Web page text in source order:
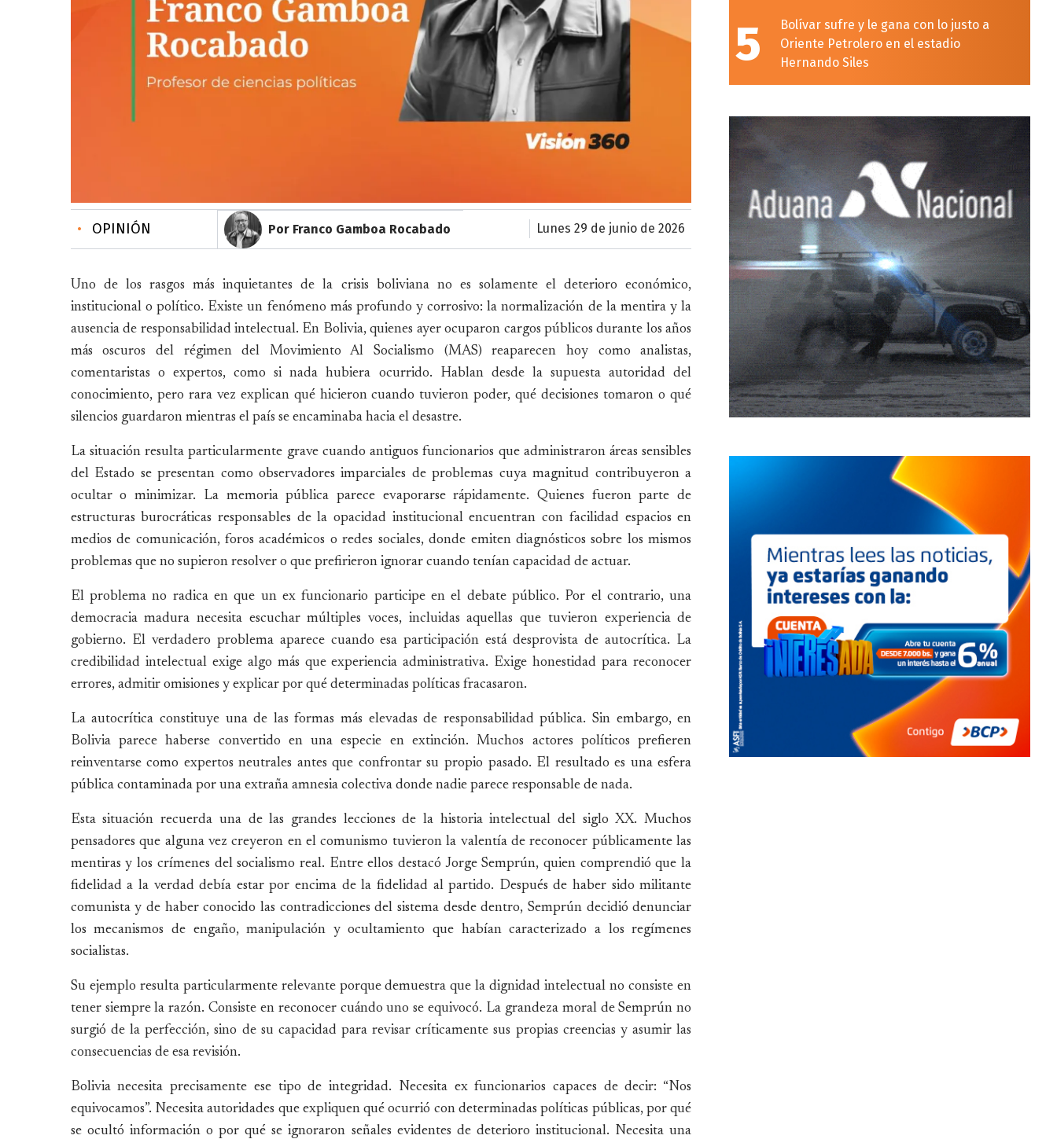
• OPINIÓN Por Franco Gamboa Rocabado lunes 29 de junio de 2026
Uno de los rasgos más inquietantes de la crisis boliviana no es solamente el deterioro económico,
institucional o político. Existe un fenómeno más profundo y corrosivo: la normalización de la mentira y la
ausencia de responsabilidad intelectual. En Bolivia, quienes ayer ocuparon cargos públicos durante los años
más oscuros del régimen del Movimiento Al Socialismo (MAS) reaparecen hoy como analistas,
comentaristas o expertos, como si nada hubiera ocurrido. Hablan desde la supuesta autoridad del
conocimiento, pero rara vez explican qué hicieron cuando tuvieron poder, qué decisiones tomaron o qué
silencios guardaron mientras el país se encaminaba hacia el desastre.
La situación resulta particularmente grave cuando antiguos funcionarios que administraron áreas sensibles
del Estado se presentan como observadores imparciales de problemas cuya magnitud contribuyeron a
ocultar o minimizar. La memoria pública parece evaporarse rápidamente. Quienes fueron parte de
estructuras burocráticas responsables de la opacidad institucional encuentran con facilidad espacios en
medios de comunicación, foros académicos o redes sociales, donde emiten diagnósticos sobre los mismos
problemas que no supieron resolver o que prefirieron ignorar cuando tenían capacidad de actuar.
El problema no radica en que un ex funcionario participe en el debate público. Por el contrario, una
democracia madura necesita escuchar múltiples voces, incluidas aquellas que tuvieron experiencia de
gobierno. El verdadero problema aparece cuando esa participación está desprovista de autocrítica. La
credibilidad intelectual exige algo más que experiencia administrativa. Exige honestidad para reconocer
errores, admitir omisiones y explicar por qué determinadas políticas fracasaron.
La autocrítica constituye una de las formas más elevadas de responsabilidad pública. Sin embargo, en
Bolivia parece haberse convertido en una especie en extinción. Muchos actores políticos prefieren
reinventarse como expertos neutrales antes que confrontar su propio pasado. El resultado es una esfera
pública contaminada por una extraña amnesia colectiva donde nadie parece responsable de nada.
Esta situación recuerda una de las grandes lecciones de la historia intelectual del siglo XX. Muchos
pensadores que alguna vez creyeron en el comunismo tuvieron la valentía de reconocer públicamente las
mentiras y los crímenes del socialismo real. Entre ellos destacó Jorge Semprún, quien comprendió que la
fidelidad a la verdad debía estar por encima de la fidelidad al partido. Después de haber sido militante
comunista y de haber conocido las contradicciones del sistema desde dentro, Semprún decidió denunciar
los mecanismos de engaño, manipulación y ocultamiento que habían caracterizado a los regímenes
socialistas.
Su ejemplo resulta particularmente relevante porque demuestra que la dignidad intelectual no consiste en
tener siempre la razón. Consiste en reconocer cuándo uno se equivocó. La grandeza moral de Semprún no
surgió de la perfección, sino de su capacidad para revisar críticamente sus propias creencias y asumir las
consecuencias de esa revisión.
Bolivia necesita precisamente ese tipo de integridad. Necesita ex funcionarios capaces de decir: “Nos
equivocamos”. Necesita autoridades que expliquen qué ocurrió con determinadas políticas públicas, por qué
se ocultó información o por qué se ignoraron señales evidentes de deterioro institucional. Necesita una
5
Bolívar sufre y le gana con lo justo a
Oriente Petrolero en el estadio
Hernando Siles